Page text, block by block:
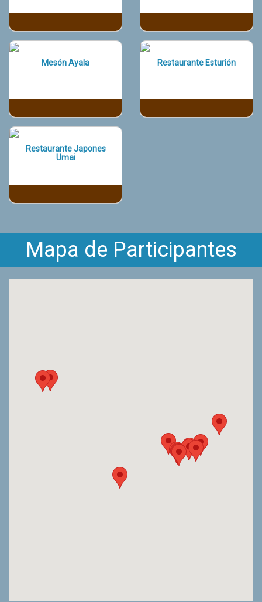
Mesón Ayala Restaurante Esturión
Restaurante Japones
Umai
Mapa de Participantes